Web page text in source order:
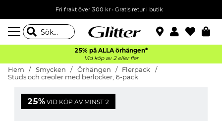
Fri frakt över 300 kr• Gratis retur i butik
25% på ALLA örhängen*
Vid köp av 2 eller fler
Hem Smycken Örhängen
Flerpack
Studs och creoler med berlocker, 6-pack
25% VID KÖP AV MINST 2